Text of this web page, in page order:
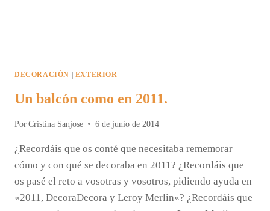
DECORACIÓN EXTERIOR
Un balcón como en 2011.
Por Cristina Sanjose 6 de junio de 2014
¿Recordáis que os conté que necesitaba rememorar
cómo y con qué se decoraba en 2011? ¿Recordáis que
os pasé el reto a vosotras y vosotros, pidiendo ayuda en
«2011, DecoraDecora y Leroy Merlin«? ¿Recordáis que